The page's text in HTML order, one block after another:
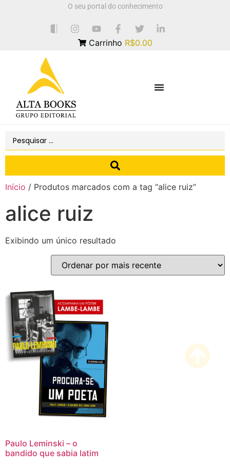
O seu portal do conhecimento
Carrinho R$0.00
Início / Produtos marcados com a tag “alice ruiz”
alice ruiz
Exibindo um único resultado
Paulo Leminski – o
bandido que sabia latim